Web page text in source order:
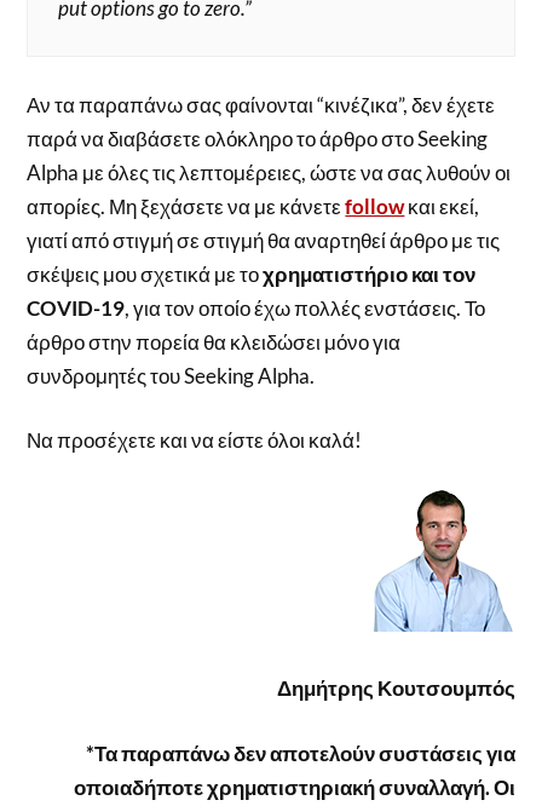
put options go to zero.”
Αν τα παραπάνω σας φαίνονται “κινέζικα”, δεν έχετε
παρά να διαβάσετε ολόκληρο το άρθρο στο Seeking
Alpha με όλες τις λεπτομέρειες, ώστε να σας λυθούν οι
απορίες. Μη ξεχάσετε να με κάνετε followκαι εκεί,
γιατί από στιγμή σε στιγμή θα αναρτηθεί άρθρο με τις
σκέψεις μου σχετικά με τοχρηματιστήριο και τον
COVID-19, για τον οποίο έχω πολλές ενστάσεις. Το
άρθρο στην πορεία θα κλειδώσει μόνο για
συνδρομητές του Seeking Alpha.
Να προσέχετε και να είστε όλοι καλά!
Δημήτρης Κουτσουμπός
*Τα παραπάνω δεν αποτελούν συστάσεις για
οποιαδήποτε χρηματιστηριακή συναλλαγή. Οι